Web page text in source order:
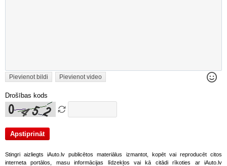
Pievienot bildi Pievienot video
Drošības kods
Stingri aizliegts iAuto.lv publicētos materiālus izmantot, kopēt vai reproducēt citos
interneta portālos, masu informācijas līdzekļos vai kā citādi rīkoties ar iAuto.lv